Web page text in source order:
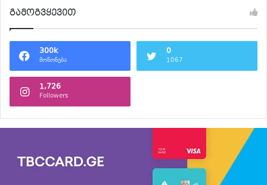
გამოგვყევით
300k
მოწონება
0
1067
1,726
Followers